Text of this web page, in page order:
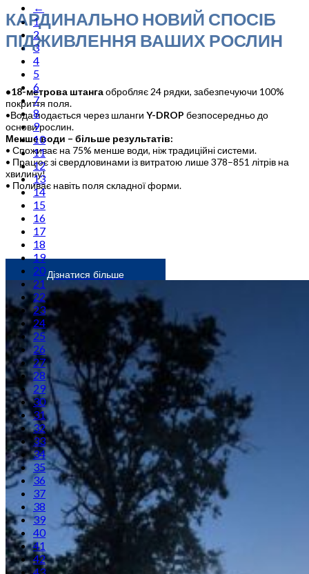
КАРДИНАЛЬНО НОВИЙ СПОСІБ
ПІДЖИВЛЕННЯ ВАШИХ РОСЛИН
•18-метрова штангаобробляє 24 рядки, забезпечуючи 100%
покриття поля.
•Вода подається через шланги Y-DROP безпосередньо до
основи рослин.
Менше води – більше результатів:
• Споживає на 75% менше води, ніж традиційні системи.
• Працює зі свердловинами із витратою лише 378–851 літрів на
хвилину!
• Поливає навіть поля складної форми.
Дізнатися більше
←
1
2
3
4
5
6
7
8
9
10
11
12
13
14
15
16
17
18
19
20
21
22
23
24
25
26
27
28
29
30
31
32
33
34
35
36
37
38
39
40
41
42